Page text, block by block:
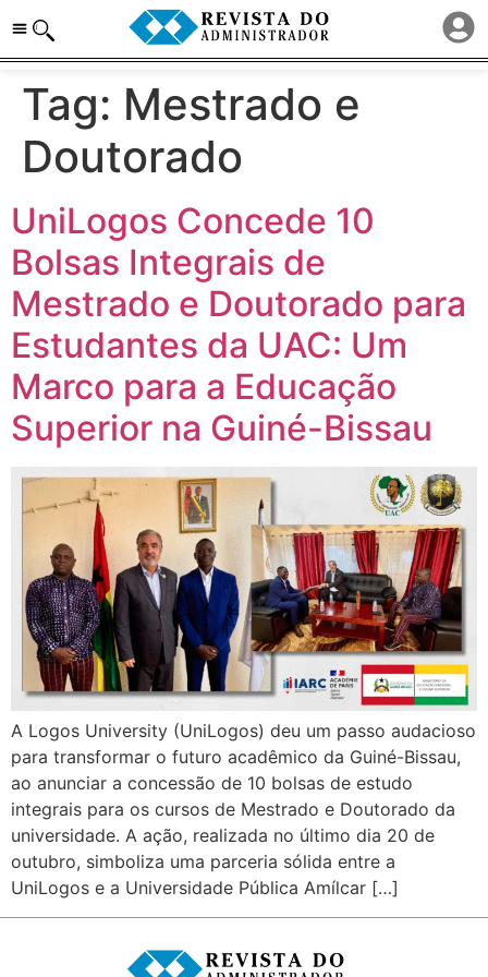
Tag: Mestrado e
Doutorado
UniLogos Concede 10
Bolsas Integrais de
Mestrado e Doutorado para
Estudantes da UAC: Um
Marco para a Educação
Superior na Guiné-Bissau
A Logos University (UniLogos) deu um passo audacioso
para transformar o futuro acadêmico da Guiné-Bissau,
ao anunciar a concessão de 10 bolsas de estudo
integrais para os cursos de Mestrado e Doutorado da
universidade. A ação, realizada no último dia 20 de
outubro, simboliza uma parceria sólida entre a
UniLogos e a Universidade Pública Amílcar […]